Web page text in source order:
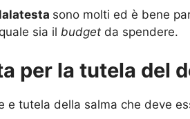
sono molti ed è bene
sia il budget da spendere.
per la tutela del
e tutela della salma che deve